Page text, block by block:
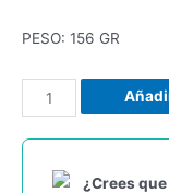
PESO: 156 GR
¿Crees